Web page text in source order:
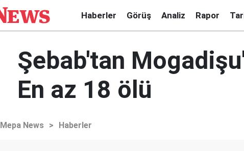
Haberler Görüş Analiz Rapor
Şebab'tan
En az 18 ölü
Mepa News > Haberler